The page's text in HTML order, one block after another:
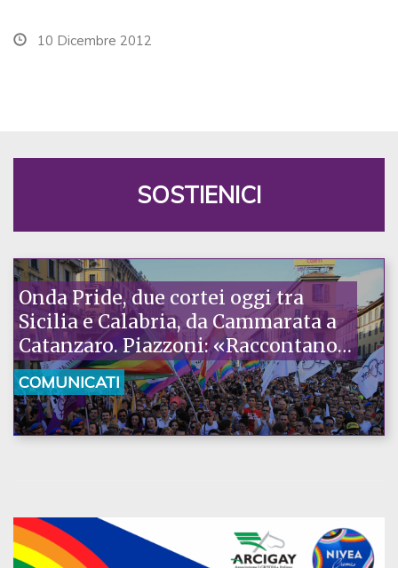
10 Dicembre 2012
SOSTIENICI
Onda Pride, due cortei oggi tra
Sicilia e Calabria, da Cammarata a
Catanzaro. Piazzoni: «Raccontano
la nostra ostinazione»
COMUNICATI